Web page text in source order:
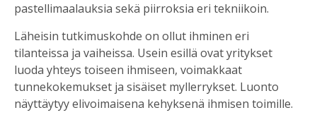
pastellimaalauksia sekä piirroksia eri tekniikoin.
Läheisin tutkimuskohde on ollut ihminen eri
tilanteissa ja vaiheissa. Usein esillä ovat yritykset
luoda yhteys toiseen ihmiseen, voimakkaat
tunnekokemukset ja sisäiset myllerrykset. Luonto
näyttäytyy elivoimaisena kehyksenä ihmisen toimille.